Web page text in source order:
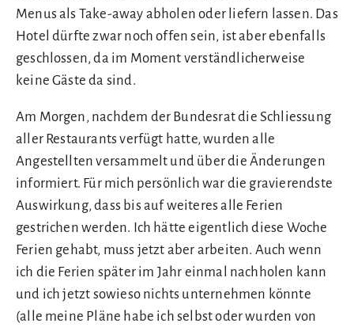
Menus als Take-away abholen oder liefern lassen. Das
Hotel dürfte zwar noch offen sein, ist aber ebenfalls
geschlossen, da im Moment verständlicherweise
keine Gäste da sind.
Am Morgen, nachdem der Bundesrat die Schliessung
aller Restaurants verfügt hatte, wurden alle
Angestellten versammelt und über die Änderungen
informiert. Für mich persönlich war die gravierendste
Auswirkung, dass bis auf weiteres alle Ferien
gestrichen werden. Ich hätte eigentlich diese Woche
Ferien gehabt, muss jetzt aber arbeiten. Auch wenn
ich die Ferien später im Jahr einmal nachholen kann
und ich jetzt sowieso nichts unternehmen könnte
(alle meine Pläne habe ich selbst oder wurden von